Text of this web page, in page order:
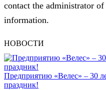
contact the administrator
information.
НОВОСТИ
Предприятию «Велес» – 30
праздник!